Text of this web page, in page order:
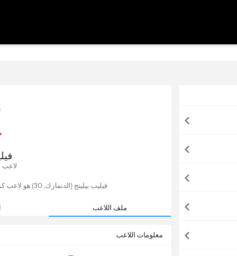
لاعب
فيليب بيلينج (الدنمارك, 30) هو لاعب كرة قدم, يلعب حاليًا لصالح ميتييلاند في الدنمارك.
ملف اللاعب
معلومات اللاعب